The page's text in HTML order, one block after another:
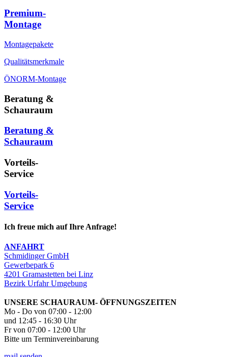
Premium-
Montage
Montagepakete
Qualitätsmerkmale
ÖNORM-Montage
Beratung &
Schauraum
Beratung &
Schauraum
Vorteils-
Service
Vorteils-
Service
Ich freue mich auf Ihre Anfrage!
ANFAHRT
Schmidinger GmbH
Gewerbepark 6
4201 Gramastetten bei Linz
Bezirk Urfahr Umgebung
UNSERE SCHAURAUM- ÖFFNUNGSZEITEN
Mo - Do von 07:00 - 12:00
und 12:45 - 16:30 Uhr
Fr von 07:00 - 12:00 Uhr
Bitte um Terminvereinbarung